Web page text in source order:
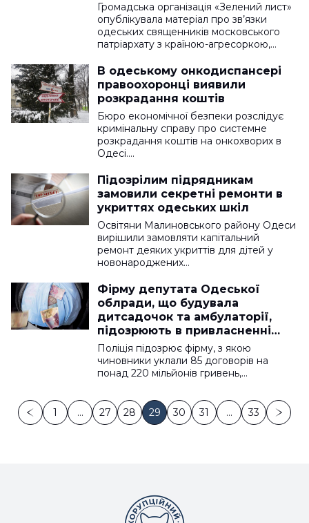
Громадська організація «Зелений лист»
опублікувала матеріал про зв’язки
одеських священників московського
патріархату з країною-агресоркою,…
В одеському онкодиспансері
правоохоронці виявили
розкрадання коштів
Бюро економічної безпеки розслідує
кримінальну справу про системне
розкрадання коштів на онкохворих в
Одесі.…
Підозрілим підрядникам
замовили секретні ремонти в
укриттях одеських шкіл
Освітяни Малиновського району Одеси
вирішили замовляти капітальний
ремонт деяких укриттів для дітей у
новонароджених…
Фірму депутата Одеської
облради, що будувала
дитсадочок та амбулаторії,
підозрюють в привласненні
коштів
Поліція підозрює фірму, з якою
чиновники уклали 85 договорів на
понад 220 мільйонів гривень,…
1 … 27 28 29 30 31 … 33